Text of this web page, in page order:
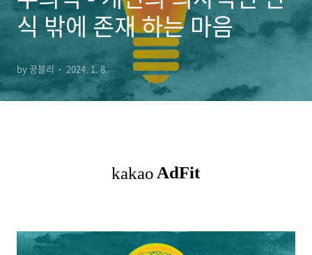
식 밖에 존재 하는 마음
by 꿍블리 2024. 1. 8.